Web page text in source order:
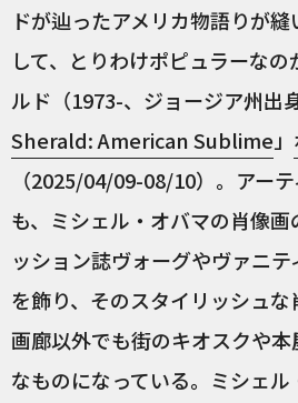
ドが辿ったアメリカ物語りが
して、とりわけポピュラーな
ルド（1973-、ジョージア州出
Sherald: American Sublime 」
（2025/04/09-08/10）。アー
も、ミシェル・オバマの肖像
ッション誌ヴォーグやヴァニ
を飾り、そのスタイリッシュ
画廊以外でも街のキオスクや
なものになっている。ミシェ